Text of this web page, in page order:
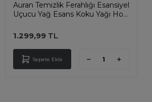
Auran Temizlik Ferahlığı Esansiyel
Uçucu Yağ Esans Koku Yağı Hobi
500ml
1.299,99TL
Sepete Ekle